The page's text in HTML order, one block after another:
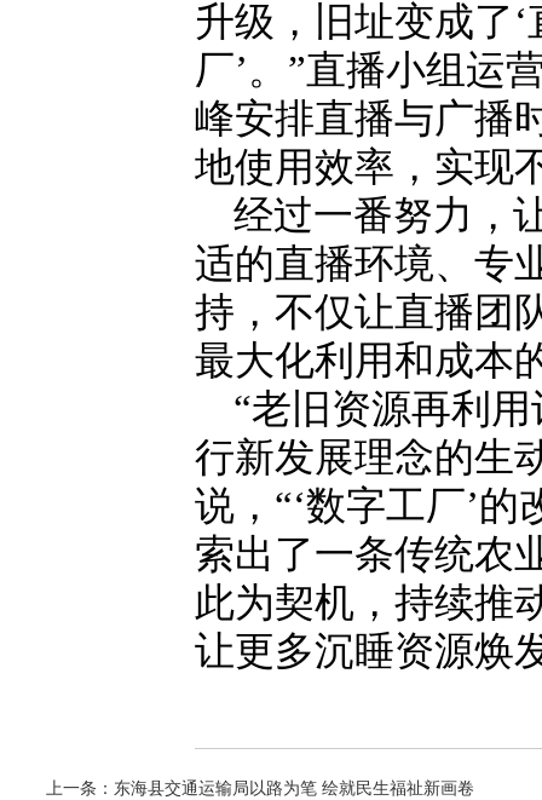
升级，旧址变成了
厂’。”直播小组运
峰安排直播与广播
地使用效率，实现
经过一番努力，
适的直播环境、专
持，不仅让直播团
最大化利用和成本
“老旧资源再利
行新发展理念的生
说，“‘数字工厂’
索出了一条传统农
此为契机，持续推
让更多沉睡资源焕
上一条： 东海县交通运输局以路为笔 绘就民生福祉新画卷